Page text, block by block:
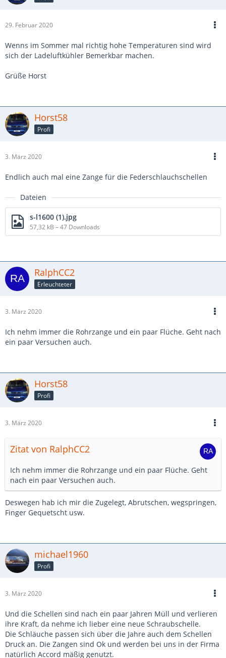
29. Februar 2020
Wenns im Sommer mal richtig hohe Temperaturen sind wird
sich der Ladeluftkühler Bemerkbar machen.
Grüße Horst
Horst58
Profi
3. März 2020
Endlich auch mal eine Zange für die Federschlauchschellen
Dateien
s-l1600 (1).jpg
57,32 kB – 47 Downloads
RalphCC2
Erleuchteter
3. März 2020
Ich nehm immer die Rohrzange und ein paar Flüche. Geht nach
ein paar Versuchen auch.
Horst58
Profi
3. März 2020
Zitat von RalphCC2
Ich nehm immer die Rohrzange und ein paar Flüche. Geht
nach ein paar Versuchen auch.
Deswegen hab ich mir die Zugelegt, Abrutschen, wegspringen,
Finger Gequetscht usw.
michael1960
Profi
3. März 2020
Und die Schellen sind nach ein paar Jahren Müll und verlieren
ihre Kraft, da nehme ich lieber eine neue Schraubschelle.
Die Schläuche passen sich über die Jahre auch dem Schellen
Druck an. Die Zangen sind Ok und werden bei uns in der Firma
natürlich Accord mäßig genutzt.